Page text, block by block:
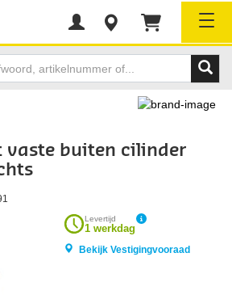
vaste buiten cilinder
Levertijd
1 werkdag
Bekijk Vestigingvooraad